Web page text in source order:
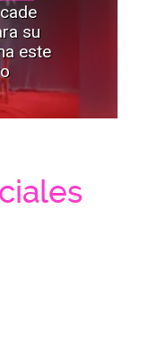
su
este